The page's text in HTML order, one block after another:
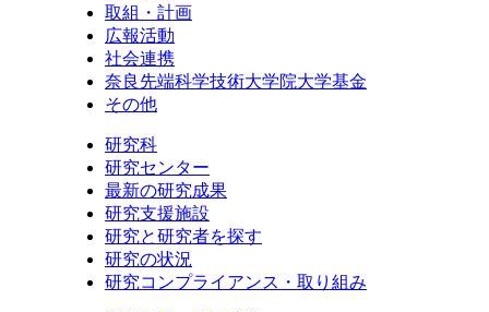
取組・計画
広報活動
社会連携
奈良先端科学技術大学院大学基金
その他
研究科
研究センター
最新の研究成果
研究支援施設
研究と研究者を探す
研究の状況
研究コンプライアンス・取り組み